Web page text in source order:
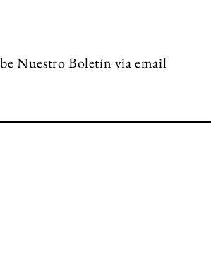
Nuestro Boletín via email